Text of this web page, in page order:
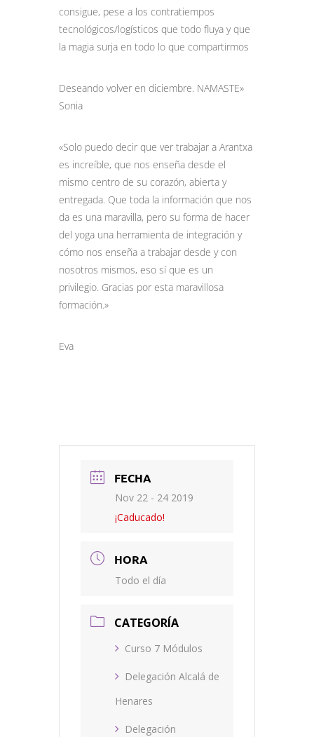
consigue, pese a los contratiempos
tecnológicos/logísticos que todo fluya y que
la magia surja en todo lo que compartirmos
Deseando volver en diciembre. NAMASTE»
Sonia
«Solo puedo decir que ver trabajar a Arantxa
es increíble, que nos enseña desde el
mismo centro de su corazón, abierta y
entregada. Que toda la información que nos
da es una maravilla, pero su forma de hacer
del yoga una herramienta de integración y
cómo nos enseña a trabajar desde y con
nosotros mismos, eso sí que es un
privilegio. Gracias por esta maravillosa
formación.»
Eva
FECHA
Nov 22 - 24 2019
¡Caducado!
HORA
Todo el día
CATEGORÍA
Curso 7 Módulos
Delegación Alcalá de
Henares
Delegación